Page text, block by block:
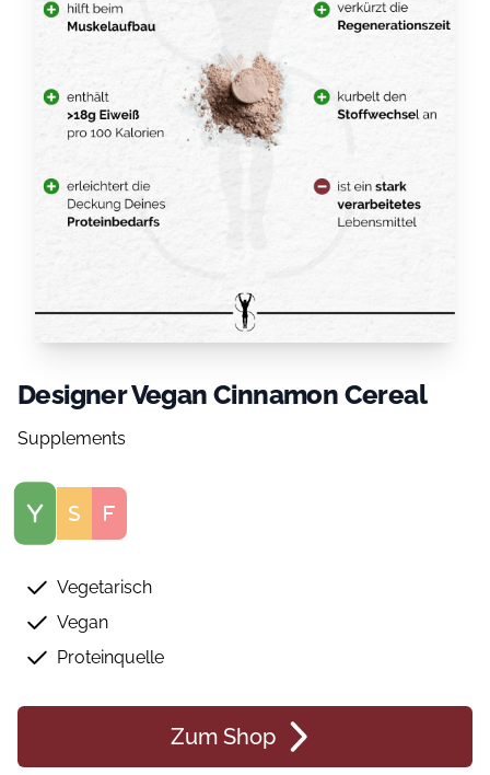
Designer Vegan Cinnamon Cereal
Supplements
Score
Vegetarisch
Vegan
Proteinquelle
Zum Shop